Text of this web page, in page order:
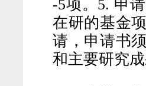
-5项。 5. 申
在研的基金
请，申请书
和主要研究